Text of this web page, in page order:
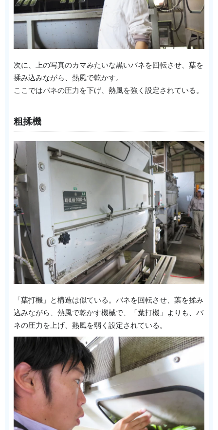
次に、上の写真のカマみたいな黒いバネを回転させ、葉を
揉み込みながら、熱風で乾かす。
ここではバネの圧力を下げ、熱風を強く設定されている。
粗揉機
「葉打機」と構造は似ている。バネを回転させ、葉を揉み
込みながら、熱風で乾かす機械で、「葉打機」よりも、バ
ネの圧力を上げ、熱風を弱く設定されている。